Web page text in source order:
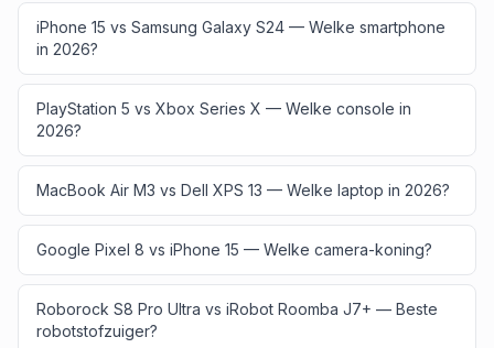
iPhone 15 vs Samsung Galaxy S24 — Welke smartphone
in 2026?
PlayStation 5 vs Xbox Series X — Welke console in
2026?
MacBook Air M3 vs Dell XPS 13 — Welke laptop in 2026?
Google Pixel 8 vs iPhone 15 — Welke camera-koning?
Roborock S8 Pro Ultra vs iRobot Roomba J7+ — Beste
robotstofzuiger?